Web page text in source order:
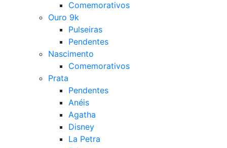
Comemorativos
Ouro 9k
Pulseiras
Pendentes
Nascimento
Comemorativos
Prata
Pendentes
Anéis
Agatha
Disney
La Petra